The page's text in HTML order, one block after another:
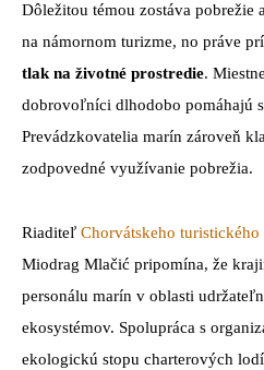
Dôležitou témou zostáva pobrežie
na námornom turizme, no práve
tlak na životné prostredie.
dobrovoľníci dlhodobo pomáhajú
Prevádzkovatelia marín zároveň
zodpovedné využívanie pobrežia.
Riaditeľ Chorvátskeho turistického
Miodrag Mlačić pripomína, že
personálu marín v oblasti
ekosystémov. Spolupráca s
ekologickú stopu charterových